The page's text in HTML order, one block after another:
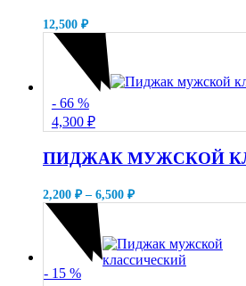
12,500 ₽
- 66 %
4,300 ₽
ПИДЖАК МУЖСКОЙ
2,200 ₽ – 6,500 ₽Диапазон
цен:
6,500 ₽
- 15 %